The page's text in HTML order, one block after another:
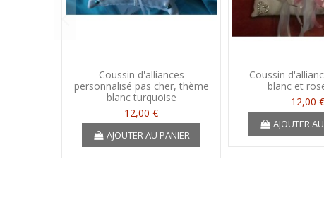
Coussin d'alliances
personnalisé pas cher, thème
blanc turquoise
12,00 €
AJOUTER AU PANIER
Coussin
blanc et
12,00 €
AJOUTER